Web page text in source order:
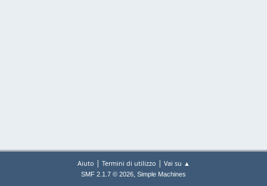
Aiuto | Termini di utilizzo | Vai su ▲
SMF 2.1.7 © 2026, Simple Machines